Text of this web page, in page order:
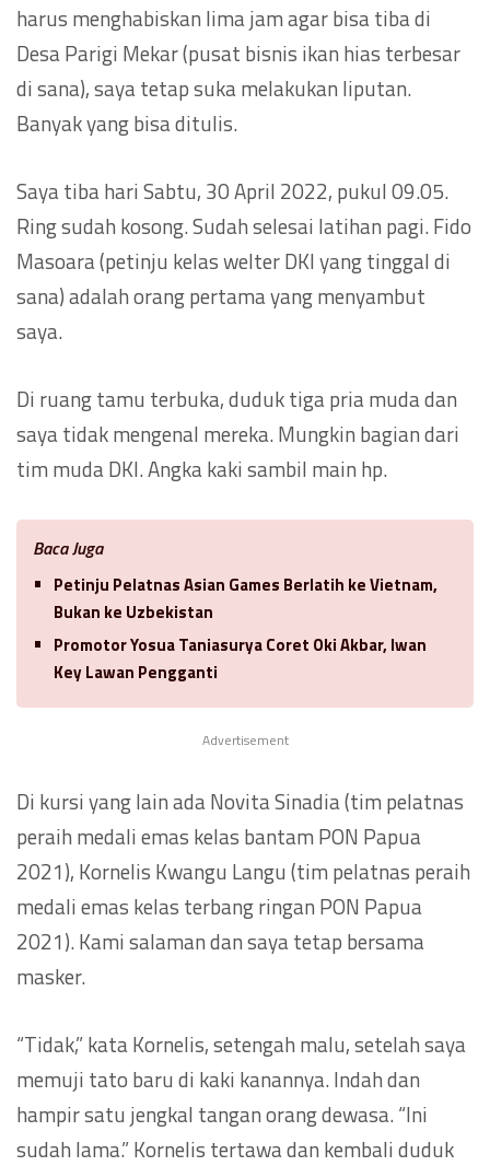
harus menghabiskan lima jam agar bisa tiba di
Desa Parigi Mekar (pusat bisnis ikan hias terbesar
di sana), saya tetap suka melakukan liputan.
Banyak yang bisa ditulis.
Saya tiba hari Sabtu, 30 April 2022, pukul 09.05.
Ring sudah kosong. Sudah selesai latihan pagi. Fido
Masoara (petinju kelas welter DKI yang tinggal di
sana) adalah orang pertama yang menyambut
saya.
Di ruang tamu terbuka, duduk tiga pria muda dan
saya tidak mengenal mereka. Mungkin bagian dari
tim muda DKI. Angka kaki sambil main hp.
Baca Juga
Petinju Pelatnas Asian Games Berlatih ke Vietnam,
Bukan ke Uzbekistan
Promotor Yosua Taniasurya Coret Oki Akbar, Iwan
Key Lawan Pengganti
Advertisement
Di kursi yang lain ada Novita Sinadia (tim pelatnas
peraih medali emas kelas bantam PON Papua
2021), Kornelis Kwangu Langu (tim pelatnas peraih
medali emas kelas terbang ringan PON Papua
2021). Kami salaman dan saya tetap bersama
masker.
“Tidak,” kata Kornelis, setengah malu, setelah saya
memuji tato baru di kaki kanannya. Indah dan
hampir satu jengkal tangan orang dewasa. “Ini
sudah lama.” Kornelis tertawa dan kembali duduk